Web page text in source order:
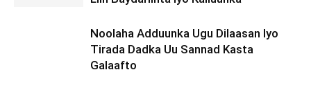
Noolaha Adduunka Ugu Dilaasan Iyo
Tirada Dadka Uu Sannad Kasta
Galaafto